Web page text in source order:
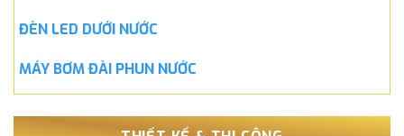
ĐÈN LED DƯỚI NƯỚC
MÁY BƠM ĐÀI PHUN NƯỚC